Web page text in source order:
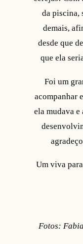
da piscina,
demais,
desde que
que ela
Foi um
acompanhar
ela mudava e
Um viva
Fotos: